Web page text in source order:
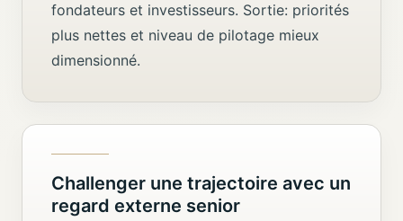
fondateurs et investisseurs. Sortie: priorités
plus nettes et niveau de pilotage mieux
dimensionné.
Challenger une trajectoire avec un
regard externe senior